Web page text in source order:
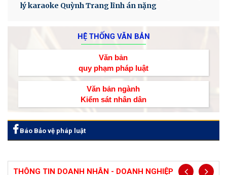
lý karaoke Quỳnh Trang lĩnh án nặng
HỆ THỐNG VĂN BẢN
Văn bản
quy phạm pháp luật
Văn bản ngành
Kiểm sát nhân dân
Báo Bảo vệ pháp luật
THÔNG TIN DOANH NHÂN - DOANH NGHIỆP